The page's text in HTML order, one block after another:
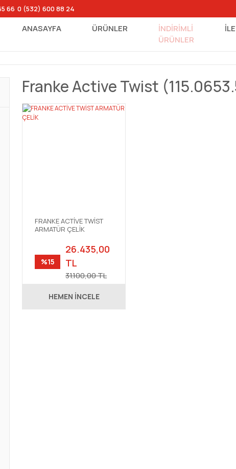
66-0 (532) 600 88 24
ANASAYFA ÜRÜNLER
İNDİRİMLİ
ÜRÜNLER
Franke Active Twist
FRANKE ACTİVE TWİST
ARMATÜR ÇELİK
%15
26.435,00
TL
31.100,00 TL
HEMEN İNCELE